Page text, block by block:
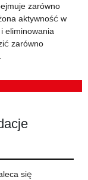
zarówno
aktywność w
eliminowania
zarówno
się